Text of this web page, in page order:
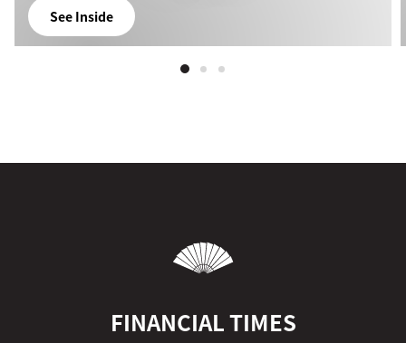
See Inside
FINANCIAL TIMES